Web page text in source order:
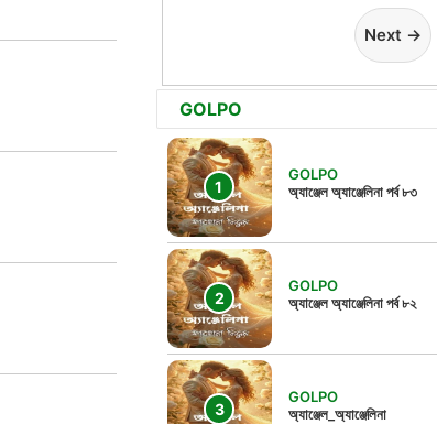
Next →
GOLPO
GOLPO
অ্যাঞ্জেল অ্যাঞ্জেলিনা পর্ব ৮৩
GOLPO
অ্যাঞ্জেল অ্যাঞ্জেলিনা পর্ব ৮২
GOLPO
অ্যাঞ্জেল_অ্যাঞ্জেলিনা